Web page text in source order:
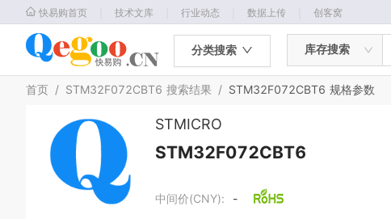
快易购首页 技术文库 行业动态 数据上传 创客窝
分类搜索 库存搜索
首页 / STM32F072CBT6 搜索结果 / STM32F072CBT6 规格参数
STMICRO
STM32F072CBT6
中间价(CNY): -